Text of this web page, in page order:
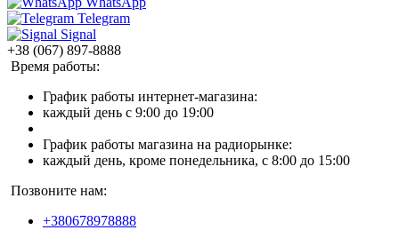
Telegram
Signal
+38 (067) 897-8888
Время работы:
График работы интернет-магазина:
каждый день с 9:00 до 19:00
График работы магазина на радиорынке:
каждый день, кроме понедельника, с 8:00 до 15:00
Позвоните нам:
+380678978888